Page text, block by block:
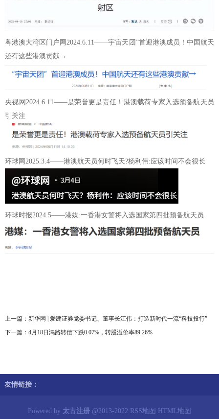
粤港澳大湾区门户网2024.6.11——宇宙天团”首迎港澳成员！中国航天
还有这些港澳贡献→
央视网2024.6.11——是荣誉更是责任！港澳载荷专家入选预备航天员
引关注
环球网2025.3.4——港澳航天员何时飞天?杨利伟:应该时间不会很长
环球时报2024.5——港媒:一香港女警将入选国家第四批预备航天员
上一篇： 新华网 | 爱建证券党委书记、董事长江伟：打造新时代一流“科技投行”
下一篇： 4月18日鸿路转债下跌0.07%，转股溢价率89.26%
友情链接：
Powered by 太古注册 @2013-2022 RSS地图 HTML地图